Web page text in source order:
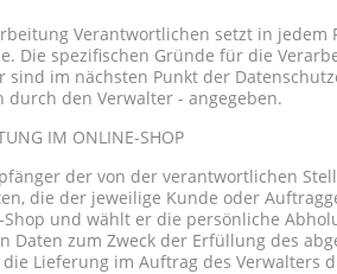
Verantwortlichen setzt in jedem
Die spezifischen Gründe für die
im nächsten Punkt der
durch den Verwalter - angegeben.
IM ONLINE-SHOP
der von der verantwortlichen
die der jeweilige Kunde oder
und wählt er die persönliche
zum Zweck der Erfüllung des
Lieferung im Auftrag des Verwalters